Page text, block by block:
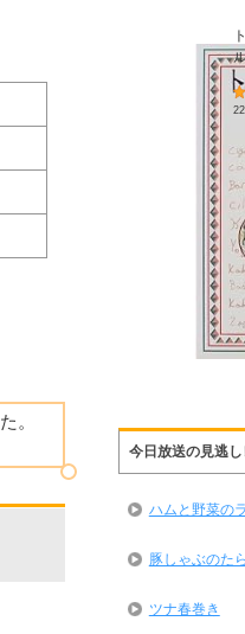
。
今日放送の見逃
ハムと野菜の
豚しゃぶのた
ツナ春巻き